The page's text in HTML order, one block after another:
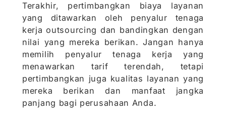
Terakhir, pertimbangkan biaya layanan
yang ditawarkan oleh penyalur tenaga
kerja outsourcing dan bandingkan dengan
nilai yang mereka berikan. Jangan hanya
memilih penyalur tenaga kerja yang
menawarkan tarif terendah, tetapi
pertimbangkan juga kualitas layanan yang
mereka berikan dan manfaat jangka
panjang bagi perusahaan Anda.